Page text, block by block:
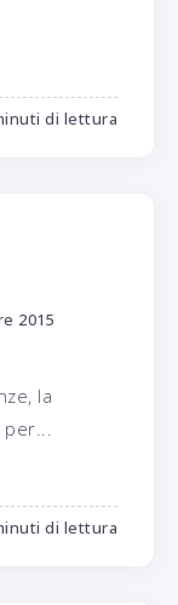
di lettura
2015
la
per...
di lettura